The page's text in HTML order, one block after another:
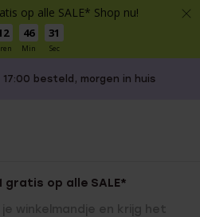
op alle SALE* Shop nu!
46
Min
30
Sec
besteld, morgen in huis
gratis op alle SALE*
winkelmandje en krijg het